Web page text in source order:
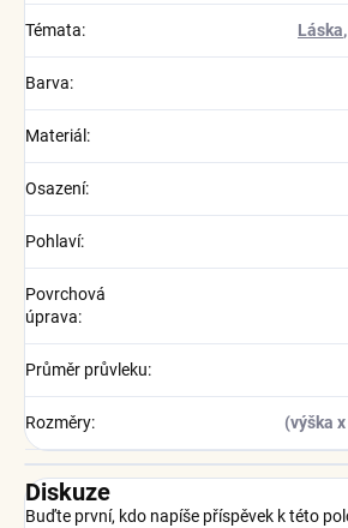
Témata: Láska,
Barva:
Materiál :
Osazení:
Pohlaví:
Povrchová
úprava:
Průměr průvleku:
Rozměry: (výška
Diskuze
Buďte první, kdo napíše příspěvek k této